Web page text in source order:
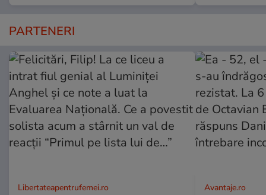
PARTENERI
Libertateapentrufemei.ro Avantaje.ro